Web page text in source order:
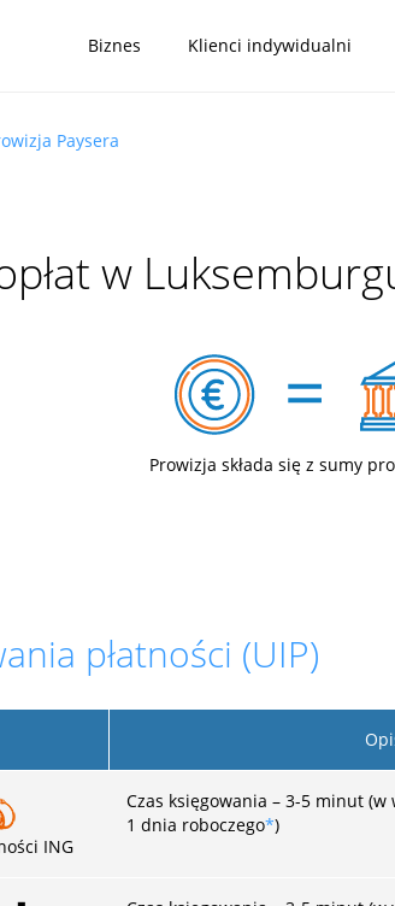
Biznes Klienci indywidualni
Paysera
w
Prowizja składa się z sumy
płatności (UIP)
ING
Czas księgowania – 3-5 minut
1 dnia roboczego*)